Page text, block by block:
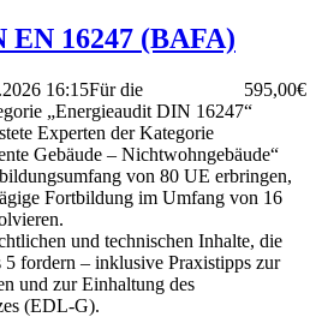
16247 (BAFA)
16:15 595,00€
Für die
„Energieaudit DIN 16247“
Experten der Kategorie
Gebäude – Nichtwohngebäude“
von 80 UE erbringen,
Fortbildung im Umfang von 16
und technischen Inhalte, die
fordern – inklusive Praxistipps zur
und zur Einhaltung des
(EDL-G).